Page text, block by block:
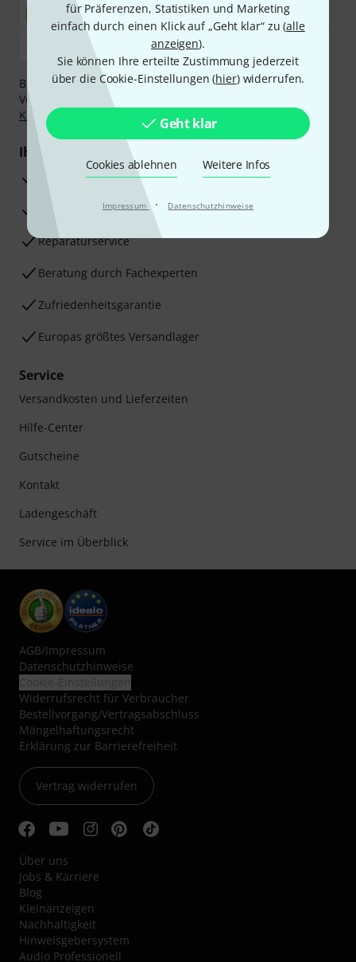
für Präferenzen, Statistiken und Marketing
einfach durch einen Klick auf „Geht klar“ zu (alle
anzeigen).
Sie können Ihre erteilte Zustimmung jederzeit
über die Cookie-Einstellungen (hier) widerrufen.
Geht klar
Cookies ablehnen Weitere Infos
Impressum · Datenschutzhinweise
Bezahlen Sie vertraulich und sicher per Nachnahme,
Vorkasse, PayPal, Amazon Pay,
Klarna Ratenzahlung
oder Kreditkarte.
Ihre Vorteile
3 Jahre Thomann Garantie
30 Tage Money-Back-Garantie
Reparaturservice
Beratung durch Fachexperten
Zufriedenheitsgarantie
Europas größtes Versandlager
Service
Versandkosten und Lieferzeiten
Hilfe-Center
Gutscheine
Kontakt
Ladengeschäft
Service im Überblick
AGB/Impressum
Datenschutzhinweise
Widerrufsrecht für Verbraucher
Bestellvorgang/Vertragsabschluss
Mängelhaftungsrecht
Erklärung zur Barrierefreiheit
Vertrag widerrufen
Über uns
Jobs & Karriere
Blog
Kleinanzeigen
Nachhaltigkeit
Hinweisgebersystem
Audio Professionell